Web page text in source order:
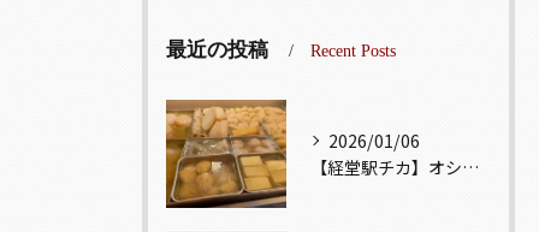
最近の投稿 Recent Posts
2026/01/06
【経堂駅チカ】オシャレ居酒屋🏮出汁が美味しいおでんがオススメ...